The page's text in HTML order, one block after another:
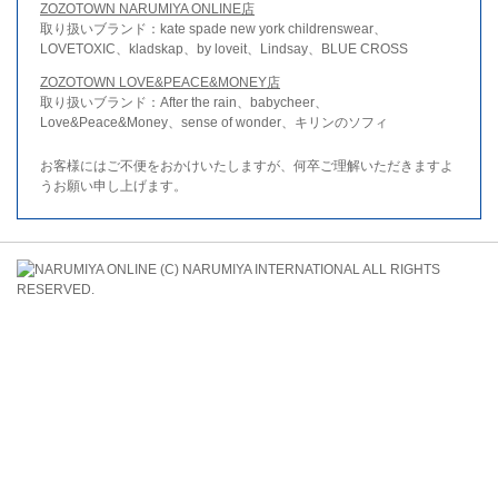
ZOZOTOWN NARUMIYA ONLINE店
取り扱いブランド：kate spade new york childrenswear、
LOVETOXIC、kladskap、by loveit、Lindsay、BLUE CROSS
ZOZOTOWN LOVE&PEACE&MONEY店
取り扱いブランド：After the rain、babycheer、
Love&Peace&Money、sense of wonder、キリンのソフィ
お客様にはご不便をおかけいたしますが、何卒ご理解いただきますよ
うお願い申し上げます。